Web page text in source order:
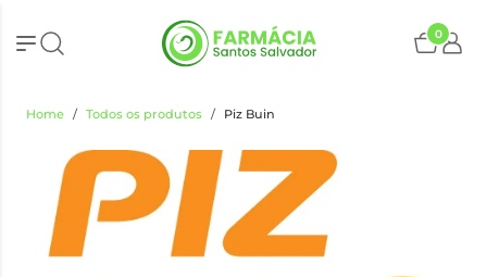
0
Home Todos os produtos Piz Buin